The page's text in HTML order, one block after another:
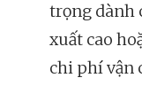
trọng dành
xuất cao
chi phí vận